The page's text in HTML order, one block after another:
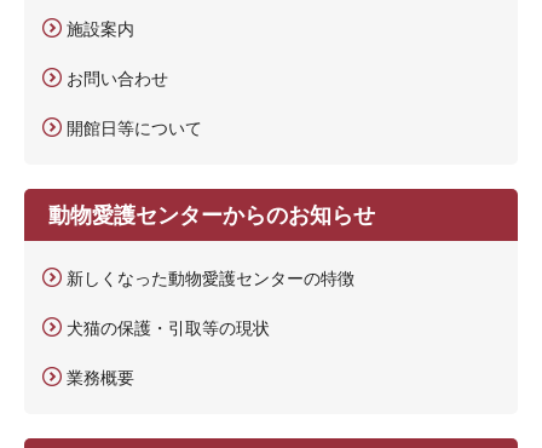
施設案内
お問い合わせ
開館日等について
動物愛護センターからのお知らせ
新しくなった動物愛護センターの特徴
犬猫の保護・引取等の現状
業務概要